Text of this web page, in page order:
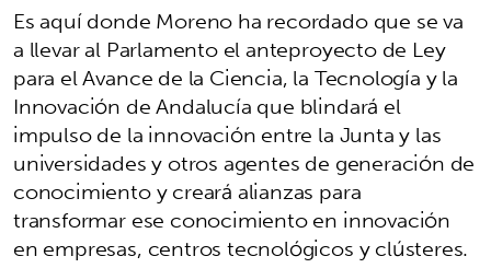
Es aquí donde Moreno ha recordado que se va
a llevar al Parlamento el anteproyecto de Ley
para el Avance de la Ciencia, la Tecnología y la
Innovación de Andalucía que blindará el
impulso de la innovación entre la Junta y las
universidades y otros agentes de generación de
conocimiento y creará alianzas para
transformar ese conocimiento en innovación
en empresas, centros tecnológicos y clústeres.